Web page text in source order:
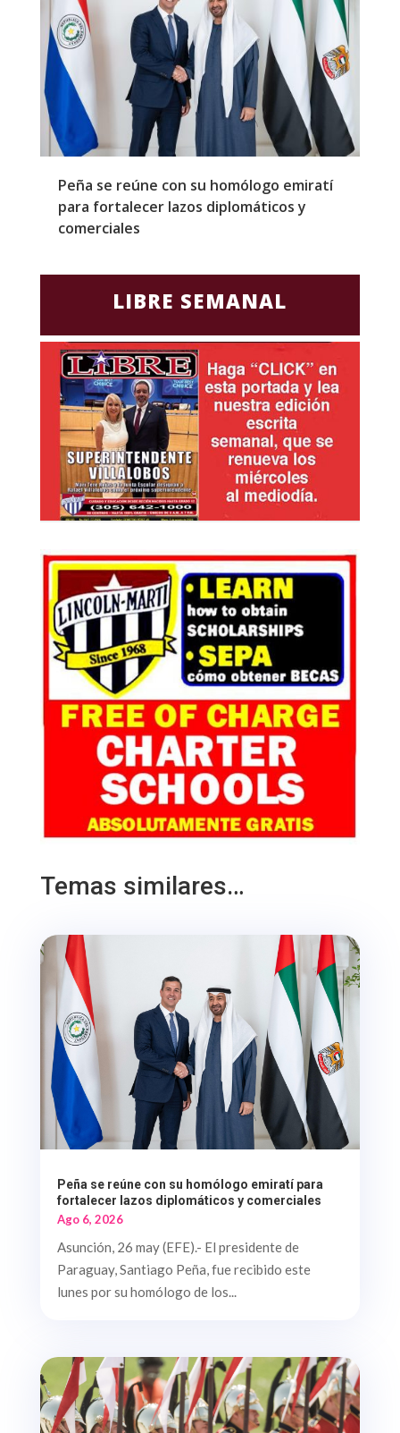
Peña se reúne con su homólogo emiratí
para fortalecer lazos diplomáticos y
comerciales
LIBRE SEMANAL
Temas similares…
Peña se reúne con su homólogo emiratí para
fortalecer lazos diplomáticos y comerciales
Ago 6, 2026
Asunción, 26 may (EFE).- El presidente de
Paraguay, Santiago Peña, fue recibido este
lunes por su homólogo de los...